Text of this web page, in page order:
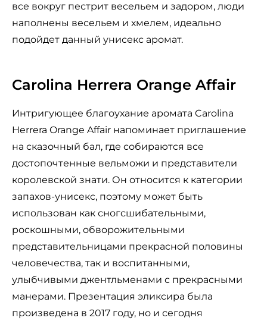
все вокруг пестрит весельем и задором, люди
наполнены весельем и хмелем, идеально
подойдет данный унисекс аромат.
Carolina Herrera Orange Affair
Интригующее благоухание аромата Carolina
Herrera Orange Affair напоминает приглашение
на сказочный бал, где собираются все
достопочтенные вельможи и представители
королевской знати. Он относится к категории
запахов-унисекс, поэтому может быть
использован как сногсшибательными,
роскошными, обворожительными
представительницами прекрасной половины
человечества, так и воспитанными,
улыбчивыми джентльменами с прекрасными
манерами. Презентация эликсира была
произведена в 2017 году, но и сегодня